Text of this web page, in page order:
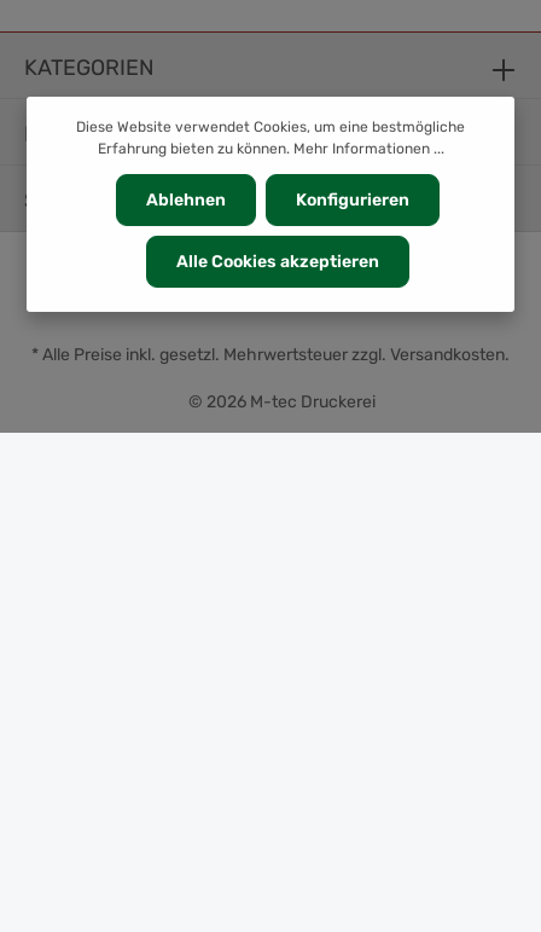
KATEGORIEN
INFORMATION
SERVICE
© 2026 M-tec Druckerei
* Alle Preise inkl. gesetzl. Mehrwertsteuer zzgl. Versandkosten.
Diese Website verwendet Cookies, um eine bestmögliche
Erfahrung bieten zu können. Mehr Informationen ...
Ablehnen Konfigurieren
Alle Cookies akzeptieren